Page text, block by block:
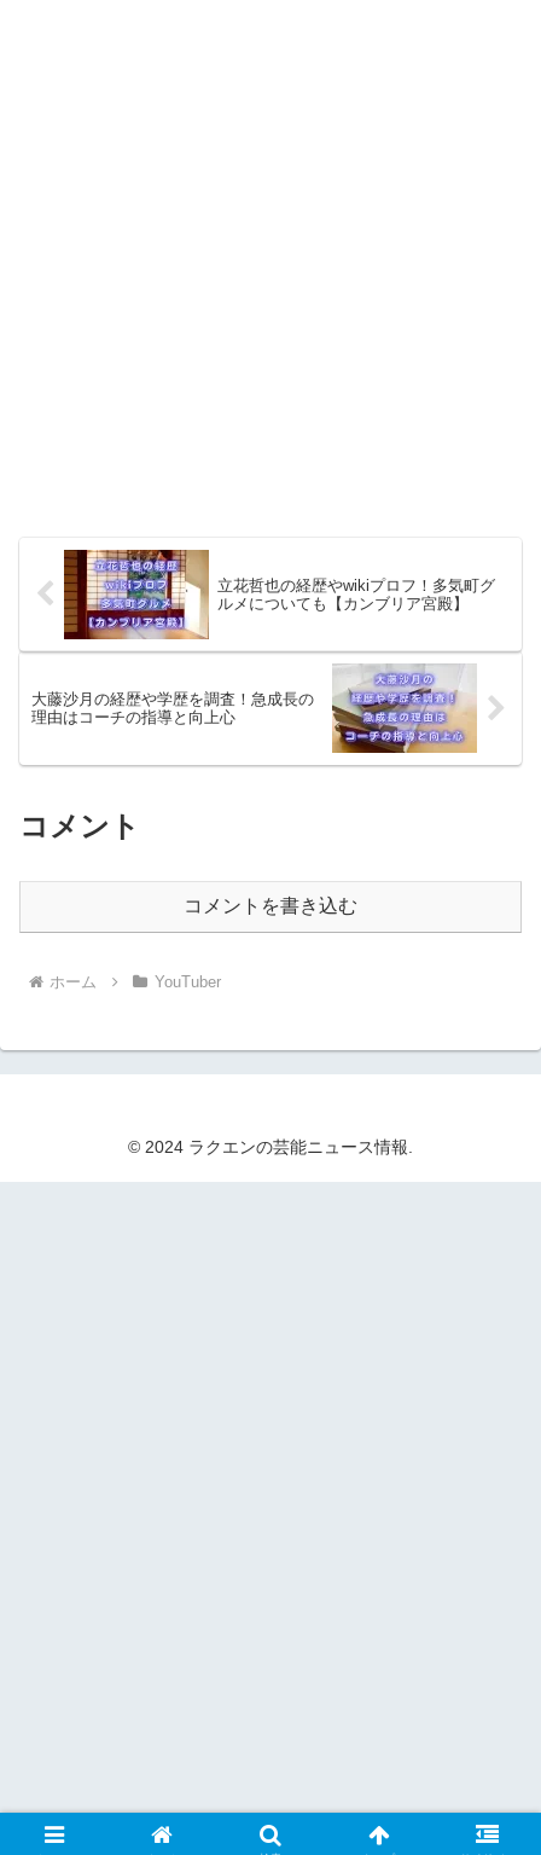
立花哲也の経歴やwikiプロフ！多気町グ
ルメについても【カンブリア宮殿】
大藤沙月の経歴や学歴を調査！急成長の
理由はコーチの指導と向上心
コメント
コメントを書き込む
ホーム YouTuber
© 2024 ラクエンの芸能ニュース情報.